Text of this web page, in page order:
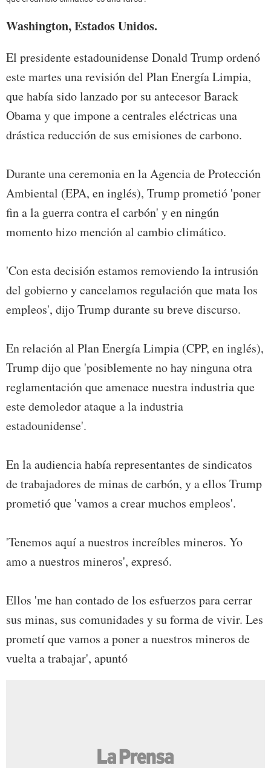
Washington, Estados Unidos.
El presidente estadounidense Donald Trump ordenó
este martes una revisión del Plan Energía Limpia,
que había sido lanzado por su antecesor Barack
Obama y que impone a centrales eléctricas una
drástica reducción de sus emisiones de carbono.
Durante una ceremonia en la Agencia de Protección
Ambiental (EPA, en inglés), Trump prometió 'poner
fin a la guerra contra el carbón' y en ningún
momento hizo mención al cambio climático.
'Con esta decisión estamos removiendo la intrusión
del gobierno y cancelamos regulación que mata los
empleos', dijo Trump durante su breve discurso.
En relación al Plan Energía Limpia (CPP, en inglés),
Trump dijo que 'posiblemente no hay ninguna otra
reglamentación que amenace nuestra industria que
este demoledor ataque a la industria
estadounidense'.
En la audiencia había representantes de sindicatos
de trabajadores de minas de carbón, y a ellos Trump
prometió que 'vamos a crear muchos empleos'.
'Tenemos aquí a nuestros increíbles mineros. Yo
amo a nuestros mineros', expresó.
Ellos 'me han contado de los esfuerzos para cerrar
sus minas, sus comunidades y su forma de vivir. Les
prometí que vamos a poner a nuestros mineros de
vuelta a trabajar', apuntó